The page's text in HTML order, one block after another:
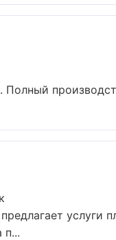
услуги
п...